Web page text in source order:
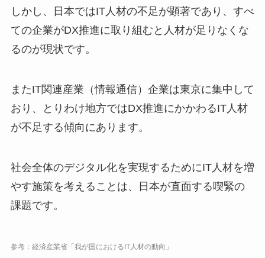
しかし、日本ではIT人材の不足が顕著であり、すべ
ての企業がDX推進に取り組むと人材が足りなくな
るのが現状です。
またIT関連産業（情報通信）企業は東京に集中して
おり、とりわけ地方ではDX推進にかかわるIT人材
が不足する傾向にあります。
社会全体のデジタル化を実現するためにIT人材を増
やす施策を考えることは、日本が直面する喫緊の
課題です。
参考：経済産業省「我が国におけるIT人材の動向」